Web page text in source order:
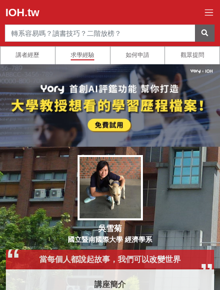
IOH.tw
講者經歷 求學經驗 如何申請 觀眾提問
吳雪菊
國立暨南國際大學 經濟學系
當每個人都說起故事，我們可以改變世界
講座簡介